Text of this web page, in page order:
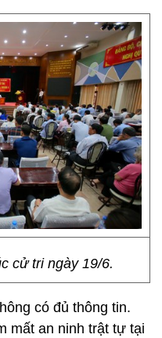
cử tri ngày 19/6.
có đủ thông tin.
mất an ninh trật tự tại